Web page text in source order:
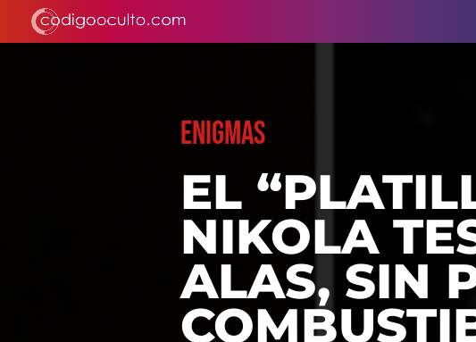
ENIGMAS
EL
NIKOLA
ALAS, SIN